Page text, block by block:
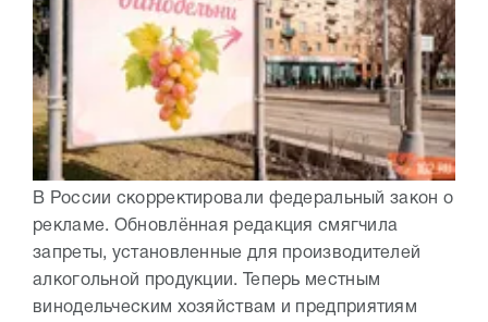
В России скорректировали федеральный закон о
рекламе. Обновлённая редакция смягчила
запреты, установленные для производителей
алкогольной продукции. Теперь местным
винодельческим хозяйствам и предприятиям